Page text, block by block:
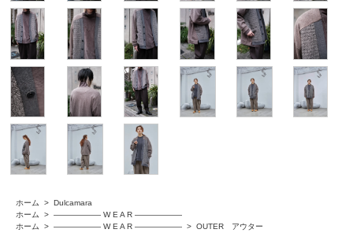
ホーム >
Dulcamara
ホーム
> ―――――― W E A R ――――――
ホーム
> ―――――― W E A R ―――――― > OUTER アウター